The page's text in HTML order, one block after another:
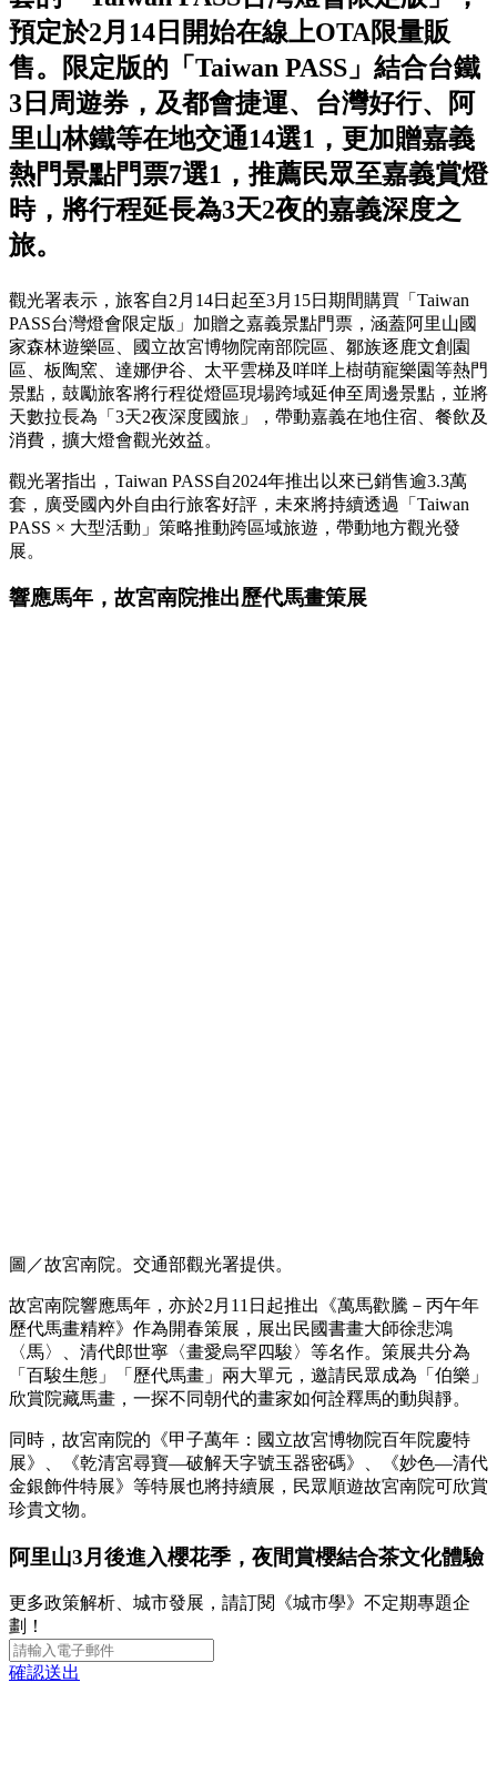
預定於2月14日開始在線上OTA限量販
售。限定版的「Taiwan PASS」結合台鐵
3日周遊券，及都會捷運、台灣好行、阿
里山林鐵等在地交通14選1，更加贈嘉義
熱門景點門票7選1，推薦民眾至嘉義賞燈
時，將行程延長為3天2夜的嘉義深度之
旅。
觀光署表示，旅客自2月14日起至3月15日期間購買「Taiwan
PASS台灣燈會限定版」加贈之嘉義景點門票，涵蓋阿里山國
家森林遊樂區、國立故宮博物院南部院區、鄒族逐鹿文創園
區、板陶窯、達娜伊谷、太平雲梯及咩咩上樹萌寵樂園等熱門
景點，鼓勵旅客將行程從燈區現場跨域延伸至周邊景點，並將
天數拉長為「3天2夜深度國旅」，帶動嘉義在地住宿、餐飲及
消費，擴大燈會觀光效益。
觀光署指出，Taiwan PASS自2024年推出以來已銷售逾3.3萬
套，廣受國內外自由行旅客好評，未來將持續透過「Taiwan
PASS × 大型活動」策略推動跨區域旅遊，帶動地方觀光發
展。
響應馬年，故宮南院推出歷代馬畫策展
圖／故宮南院。交通部觀光署提供。
故宮南院響應馬年，亦於2月11日起推出《萬馬歡騰－丙午年
歷代馬畫精粹》作為開春策展，展出民國書畫大師徐悲鴻
〈馬〉、清代郎世寧〈畫愛烏罕四駿〉等名作。策展共分為
「百駿生態」「歷代馬畫」兩大單元，邀請民眾成為「伯樂」
欣賞院藏馬畫，一探不同朝代的畫家如何詮釋馬的動與靜。
同時，故宮南院的《甲子萬年：國立故宮博物院百年院慶特
展》、《乾清宮尋寶—破解天字號玉器密碼》、《妙色—清代
金銀飾件特展》等特展也將持續展，民眾順遊故宮南院可欣賞
珍貴文物。
阿里山3月後進入櫻花季，夜間賞櫻結合茶文化體驗
更多政策解析、城市發展，請訂閱《城市學》不定期專題企
劃！
確認送出